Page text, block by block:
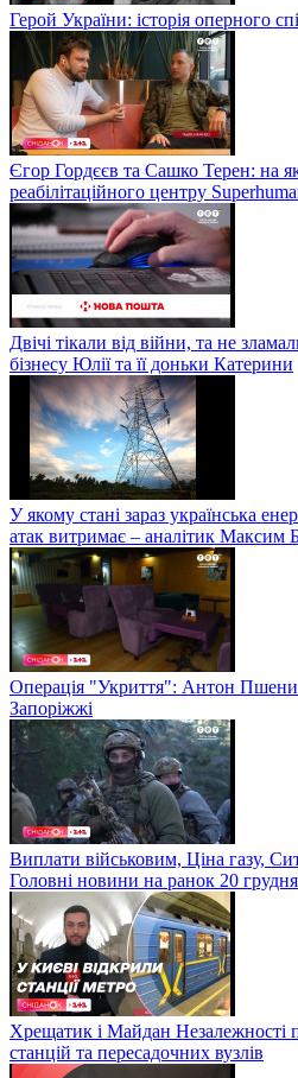
Герой України: історія оперного
Єгор Гордєєв та Сашко Терен: на
реабілітаційного центру
Двічі тікали від війни, та не
бізнесу Юлії та її доньки Катерини
У якому стані зараз українська
атак витримає – аналітик Максим
Операція "Укриття": Антон
Запоріжжі
Виплати військовим, Ціна газу,
Головні новини на ранок 20 грудня
Хрещатик і Майдан
станцій та пересадочних вузлів